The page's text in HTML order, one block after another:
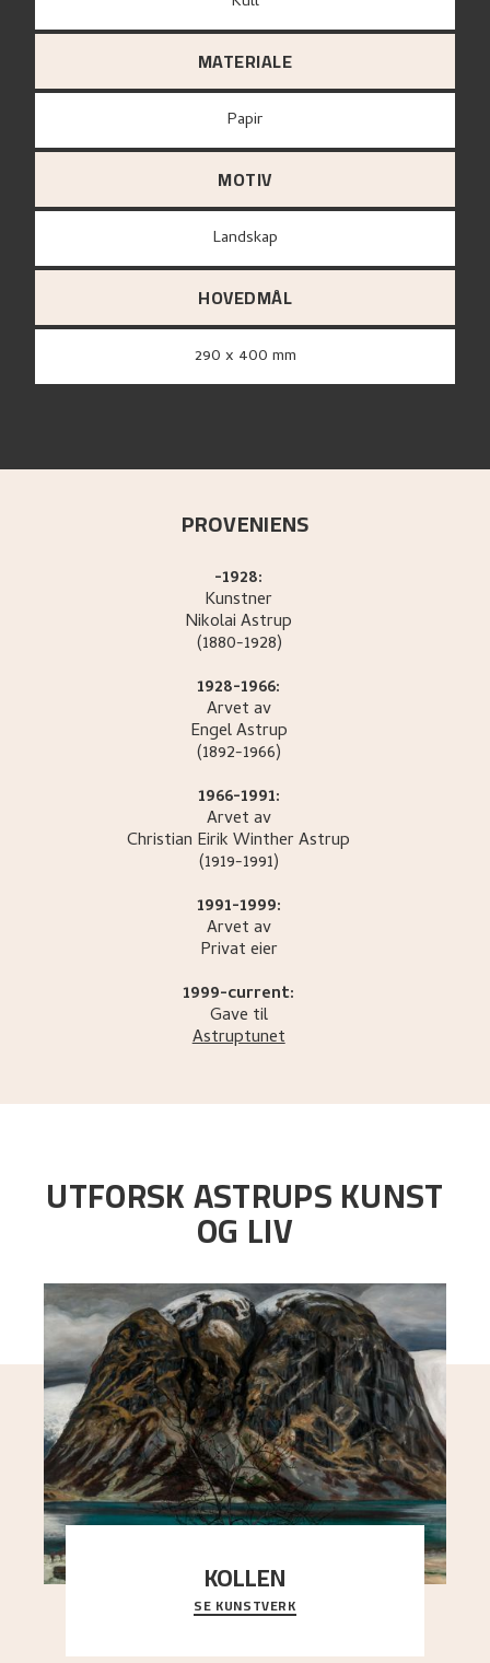
MATERIALE
papir
MOTIV
Landskap
HOVEDMÅL
290 x 400 mm
PROVENIENS
-1928:
Kunstner
NikolaiAstrup
(1880-1928)
1928-1966:
Arvet av
EngelAstrup
(1892-1966)
1966-1991:
Arvet av
Christian Eirik WintherAstrup
(1919-1991)
1991-1999:
Arvet av
Privat eier
1999-current:
Gave til
Astruptunet
UTFORSK ASTRUPS KUNST
OG LIV
KOLLEN
Et ruvende fjell dominerer bildeflaten, og står i
sterk kontrast til det spinkle rognetreet ute
SE KUNSTVERK